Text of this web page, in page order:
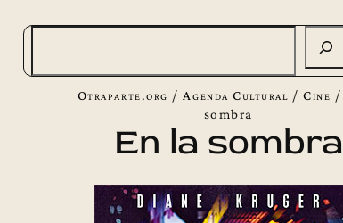
Otraparte.org / Agenda Cultural /Cine /
sombra
En la sombra